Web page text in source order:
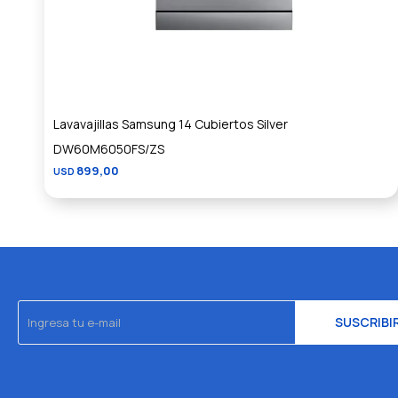
Lavavajillas Samsung 14 Cubiertos Silver
DW60M6050FS/ZS
USD 899,00